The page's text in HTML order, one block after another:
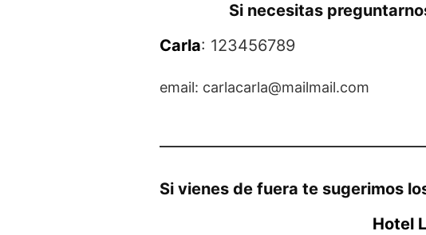
Si necesitas
Carla: 123456789
email: carlacarla@mailmail.com
Si vienes de fuera te sugerimos
Hotel